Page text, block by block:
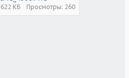
622 КБ Просмотры: 260